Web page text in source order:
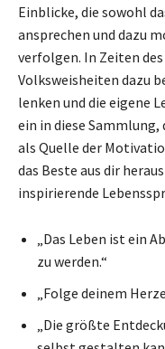
Einblicke, die sowohl
ansprechen und dazu
verfolgen. In Zeiten
Volksweisheiten dazu
lenken und die eigene
ein in diese Sammlung,
als Quelle der
das Beste aus dir
inspirierende
„Das Leben ist ein
zu werden.“
„Folge deinem
„Die größte